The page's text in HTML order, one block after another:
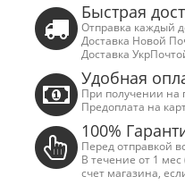
Быстрая
Отправка каждый
Доставка Новой
Доставка
Удобная
При получении на
Предоплата на
100%
Перед отправкой
В течение от 1
счет магазина,